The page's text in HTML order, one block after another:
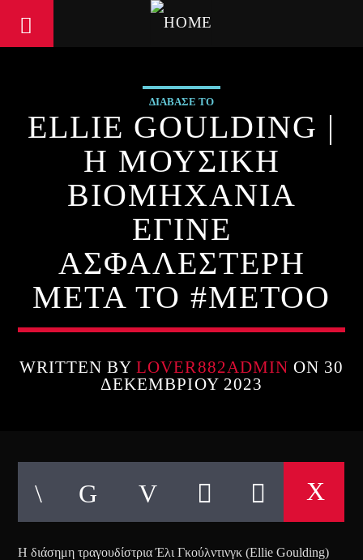
ΔΙΑΒΑΣΕ ΤΟ
ELLIE GOULDING |
Η ΜΟΥΣΙΚΗ
ΒΙΟΜΗΧΑΝΙΑ
ΕΓΙΝΕ
ΑΣΦΑΛΕΣΤΕΡΗ
ΜΕΤΑ ΤΟ #METOO
WRITTEN BYLOVER882ADMIN ON 30
ΔΕΚΕΜΒΡΊΟΥ 2023
Η διάσημη τραγουδίστρια Έλι Γκούλντινγκ (Ellie Goulding)